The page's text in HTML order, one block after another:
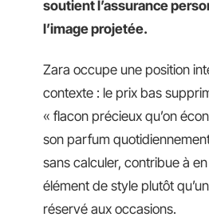
soutient l’assurance
l’image projetée.
Zara occupe une position
contexte : le prix bas
« flacon précieux qu’on
son parfum
sans calculer, contribue à
élément de style plutôt
réservé aux occasions.